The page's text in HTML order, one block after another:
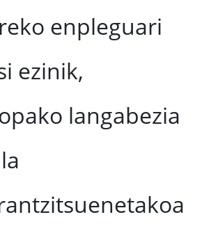
enpleguari
ezinik,
langabezia